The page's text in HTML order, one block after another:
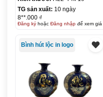
TG sản xuất: 10 ngày
8**.000 ₫
Đăng kýhoặc Đăng nhậpđể xem giá
Bình hút lộc in logo